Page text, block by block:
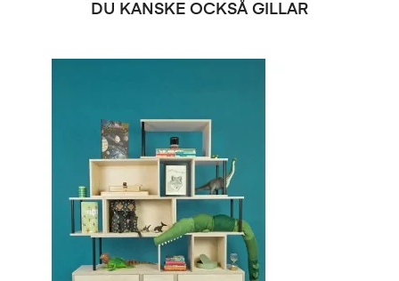
DU KANSKE OCKSÅ GILLAR